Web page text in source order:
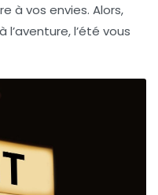
à vos envies. Alors,
l’été vous